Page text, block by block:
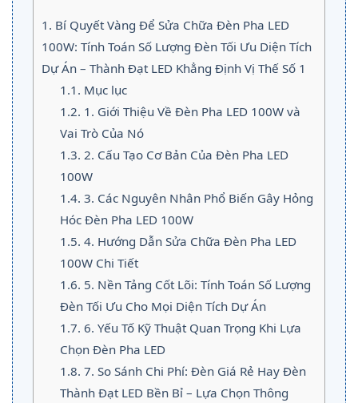
1. Bí Quyết Vàng Để Sửa Chữa Đèn Pha LED
100W: Tính Toán Số Lượng Đèn Tối Ưu Diện Tích
Dự Án – Thành Đạt LED Khẳng Định Vị Thế Số 1
1.1. Mục lục
1.2. 1. Giới Thiệu Về Đèn Pha LED 100W và
Vai Trò Của Nó
1.3. 2. Cấu Tạo Cơ Bản Của Đèn Pha LED
100W
1.4. 3. Các Nguyên Nhân Phổ Biến Gây Hỏng
Hóc Đèn Pha LED 100W
1.5. 4. Hướng Dẫn Sửa Chữa Đèn Pha LED
100W Chi Tiết
1.6. 5. Nền Tảng Cốt Lõi: Tính Toán Số Lượng
Đèn Tối Ưu Cho Mọi Diện Tích Dự Án
1.7. 6. Yếu Tố Kỹ Thuật Quan Trọng Khi Lựa
Chọn Đèn Pha LED
1.8. 7. So Sánh Chi Phí: Đèn Giá Rẻ Hay Đèn
Thành Đạt LED Bền Bỉ – Lựa Chọn Thông